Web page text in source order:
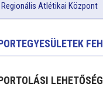
Regionális Atlétikai Központ